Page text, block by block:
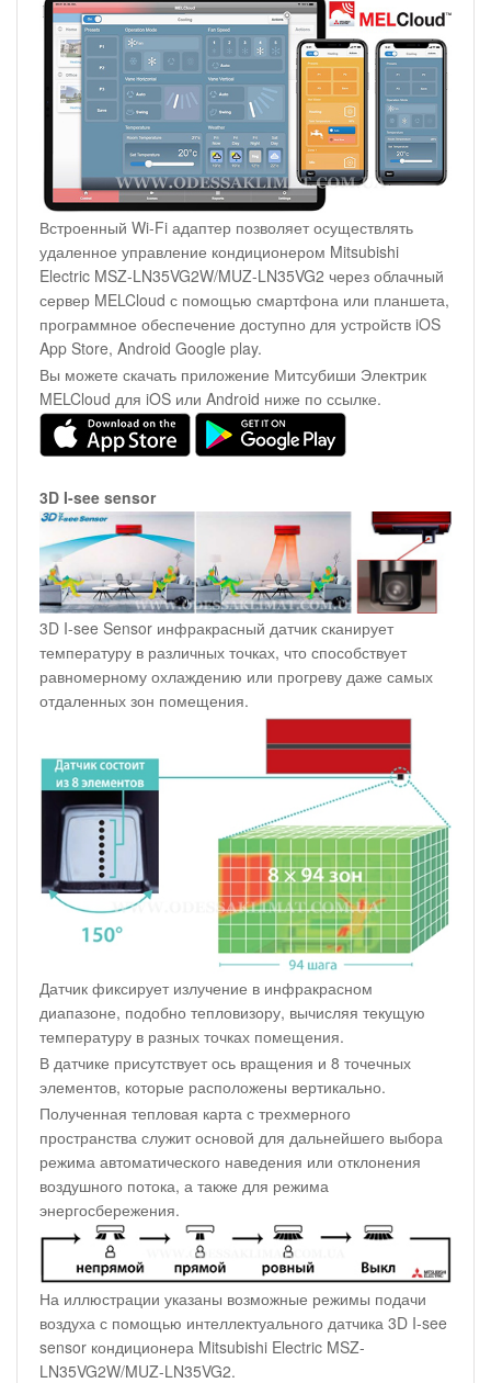
Встроенный Wi-Fi адаптер позволяет осуществлять
удаленное управление кондиционером Mitsubishi
Electric MSZ-LN35VG2W/MUZ-LN35VG2 через облачный
сервер MELCloud с помощью смартфона или планшета,
программное обеспечение доступно для устройств iOS
App Store, Android Google play.
Вы можете скачать приложение Митсубиши Электрик
MELCloud для iOS или Android ниже по ссылке.
3D I-see sensor
3D I-see Sensor инфракрасный датчик сканирует
температуру в различных точках, что способствует
равномерному охлаждению или прогреву даже самых
отдаленных зон помещения.
Датчик фиксирует излучение в инфракрасном
диапазоне, подобно тепловизору, вычисляя текущую
температуру в разных точках помещения.
В датчике присутствует ось вращения и 8 точечных
элементов, которые расположены вертикально.
Полученная тепловая карта с трехмерного
пространства служит основой для дальнейшего выбора
режима автоматического наведения или отклонения
воздушного потока, а также для режима
энергосбережения.
На иллюстрации указаны возможные режимы подачи
воздуха с помощью интеллектуального датчика 3D I-see
sensor кондиционера Mitsubishi Electric MSZ-
LN35VG2W/MUZ-LN35VG2.